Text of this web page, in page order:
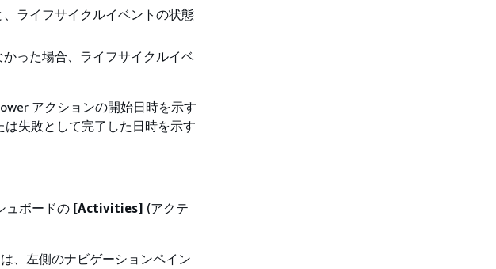
ライフサイクルイベントの状態
った場合、ライフサイクルイベ
アクションの開始日時を示す
失敗として完了した日時を示す
ュボードの [Activities] (アクテ
、左側のナビゲーションペイン